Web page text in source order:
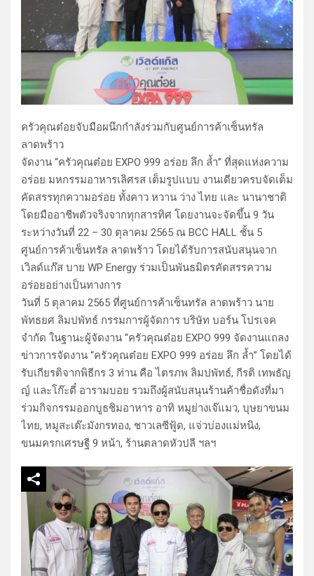
ครัวคุณต๋อยจับมือผนึกกำลังร่วมกับศูนย์การค้าเซ็นทรัล
ลาดพร้าว
จัดงาน “ครัวคุณต๋อย EXPO 999 อร่อย ลึก ล้ำ” ที่สุดแห่งความ
อร่อย มหกรรมอาหารเลิศรส เต็มรูปแบบ งานเดียวครบจัดเต็ม
คัดสรรทุกความอร่อย ทั้งคาว หวาน ว่าง ไทย และ นานาชาติ
โดยมืออาชีพตัวจริงจากทุกสารทิศ โดยงานจะจัดขึ้น 9 วัน
ระหว่างวันที่ 22 – 30 ตุลาคม 2565 ณ BCC HALL ชั้น 5
ศูนย์การค้าเซ็นทรัล ลาดพร้าว โดยได้รับการสนับสนุนจาก
เวิลด์แก๊ส บาย WP Energy ร่วมเป็นพันธมิตรคัดสรรความ
อร่อยอย่างเป็นทางการ
วันที่ 5 ตุลาคม 2565 ที่ศูนย์การค้าเซ็นทรัล ลาดพร้าว นาย
พัทธยศ ลิมปพัทธ์ กรรมการผู้จัดการ บริษัท บอร์น โปรเจค
จำกัด ในฐานะผู้จัดงาน “ครัวคุณต๋อย EXPO 999 จัดงานแถลง
ข่าวการจัดงาน “ครัวคุณต๋อย EXPO 999 อร่อย ลึก ล้ำ” โดยได้
รับเกียรติจากพิธีกร 3 ท่าน คือ ไตรภพ ลิมปพัทธ์, กีรติ เทพธัญ
ญ์ และโก๊ะตี๋ อารามบอย รวมถึงผู้สนับสนุนร้านค้าชื่อดังที่มา
ร่วมกิจกรรมออกบูธชิมอาหาร อาทิ หมูย่างเจ๊แมว, บุษยาขนม
ไทย, หมูสะเต๊ะมังกรทอง, ชาวเลซีฟู้ด, แจ่วบ่องแม่หนิง,
ขนมครกเศรษฐี 9 หน้า, ร้านตลาดหัวปลี ฯลฯ